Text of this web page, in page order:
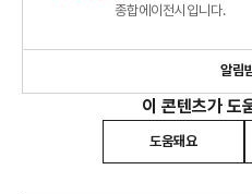
종합에이전시입니다.
알림
이 콘텐츠가 도
도움돼요